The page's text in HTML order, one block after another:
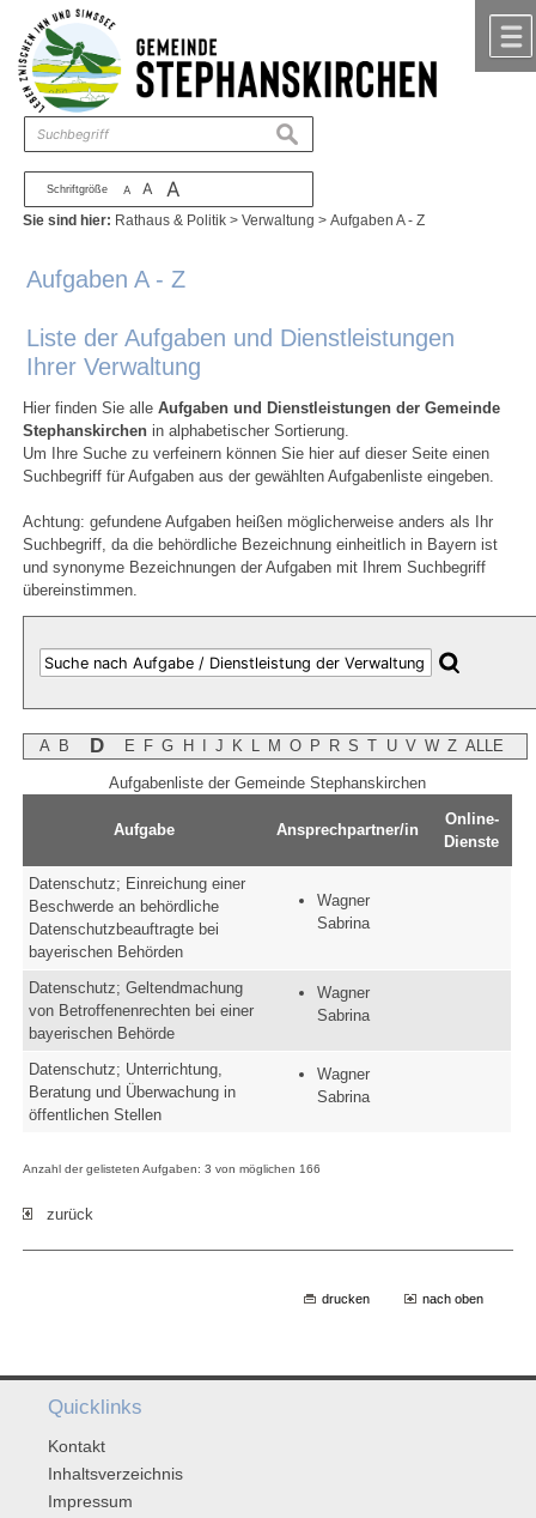
Zum Inhalt ,zur Navigation
Schriftgröße A A A
suchen
Sie sind hier: Rathaus & Politik >Verwaltung >Aufgaben A - Z
Aufgaben A - Z
Liste der Aufgaben und Dienstleistungen
Ihrer Verwaltung
Hier finden Sie alleAufgaben und Dienstleistungen der Gemeinde
Stephanskirchen in alphabetischer Sortierung.
Um Ihre Suche zu verfeinern können Sie hier auf dieser Seite einen
Suchbegriff für Aufgaben aus der gewählten Aufgabenliste eingeben.
Achtung: gefundene Aufgaben heißen möglicherweise anders als Ihr
Suchbegriff, da die behördliche Bezeichnung einheitlich in Bayern ist
und synonyme Bezeichnungen der Aufgaben mit Ihrem Suchbegriff
übereinstimmen.
A B D E F G H J K M O P R S T U V W Z ALLE
Aufgabenliste der Gemeinde Stephanskirchen
Aufgabe Ansprechpartner/in
Online-
Dienste
Datenschutz; Einreichung einer
Beschwerde an behördliche
Datenschutzbeauftragte bei
bayerischen Behörden
Wagner
Sabrina
Datenschutz; Geltendmachung
von Betroffenenrechten bei einer
bayerischen Behörde
Wagner
Sabrina
Datenschutz; Unterrichtung,
Beratung und Überwachung in
öffentlichen Stellen
Wagner
Sabrina
Anzahl der gelisteten Aufgaben: 3 von möglichen 166
zurück
drucken nach oben
Quicklinks
Kontakt
Inhaltsverzeichnis
Impressum